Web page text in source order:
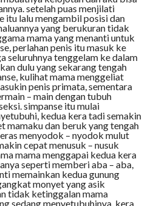
setelah puas menjilati
itu lalu mengambil posisi dan
yang berukuran tidak
mama yang menanti untuk
perlahan penis itu masuk ke
seluruhnya tenggelam ke dalam
dulu yang sekarang tengah
kulihat mama menggeliat
penis primata, sementara
– main dengan tubuh
simpanse itu mulai
kedua kera tadi semakin
mamaku dan beruk yang tengah
menyodok – nyodok mulut
cepat menusuk – nusuk
mama menggapai kedua kera
seperti memberi aba – aba,
memainkan kedua gunung
monyet yang asik
tidak ketinggalan mama
sedang menyetubuhinya, kera